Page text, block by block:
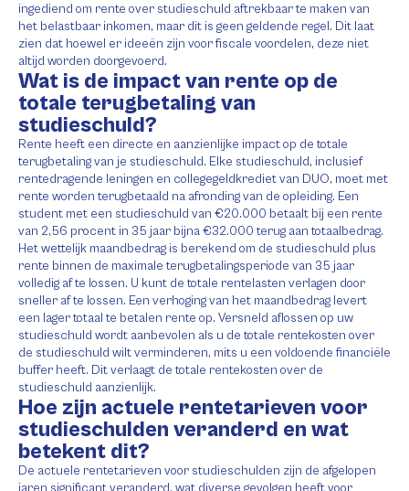
ingediend om rente over studieschuld aftrekbaar te maken van
het belastbaar inkomen, maar dit is geen geldende regel. Dit laat
zien dat hoewel er ideeën zijn voor fiscale voordelen, deze niet
altijd worden doorgevoerd.
Wat is de impact van rente op de
totale terugbetaling van
studieschuld?
Rente heeft een directe en aanzienlijke impact op de totale
terugbetaling van je studieschuld. Elke studieschuld, inclusief
rentedragende leningen en collegegeldkrediet van DUO, moet met
rente worden terugbetaald na afronding van de opleiding. Een
student met een studieschuld van €20.000 betaalt bij een rente
van 2,56 procent in 35 jaar bijna €32.000 terug aan totaalbedrag.
Het wettelijk maandbedrag is berekend om de studieschuld plus
rente binnen de maximale terugbetalingsperiode van 35 jaar
volledig af te lossen. U kunt de totale rentelasten verlagen door
sneller af te lossen. Een verhoging van het maandbedrag levert
een lager totaal te betalen rente op. Versneld aflossen op uw
studieschuld wordt aanbevolen als u de totale rentekosten over
de studieschuld wilt verminderen, mits u een voldoende financiële
buffer heeft. Dit verlaagt de totale rentekosten over de
studieschuld aanzienlijk.
Hoe zijn actuele rentetarieven voor
studieschulden veranderd en wat
betekent dit?
De actuele rentetarieven voor studieschulden zijn de afgelopen
jaren significant veranderd, wat diverse gevolgen heeft voor